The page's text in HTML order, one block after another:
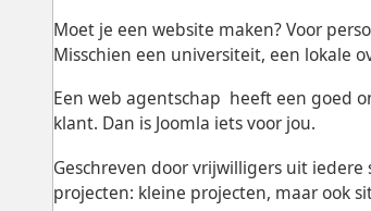
Moet je een website maken? Voor
Misschien een universiteit, een lokale
Een web agentschap heeft een goed
klant. Dan is Joomla iets voor jou.
Geschreven door vrijwilligers uit
projecten: kleine projecten, maar ook